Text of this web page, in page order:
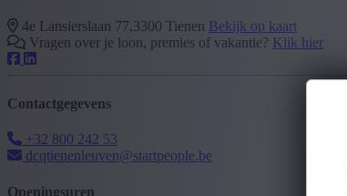
4e Lansierslaan 77,3300 Tienen Bekijk op kaart
Vragen over je loon, premies of vakantie? Klik hier
Contactgegevens
+32 800 242 53
dcqtienenleuven@startpeople.be
Openingsuren